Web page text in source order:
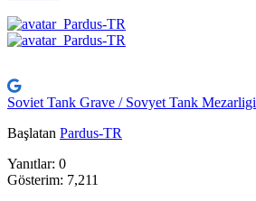
Soviet Tank Grave / Sovyet Tank Mezarligi
Başlatan Pardus-TR
Yanıtlar: 0
Gösterim: 7,211